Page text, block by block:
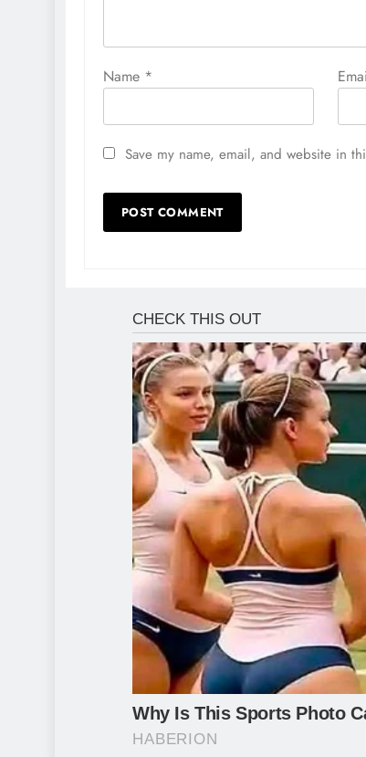
Name *
Save my name, email, and website in